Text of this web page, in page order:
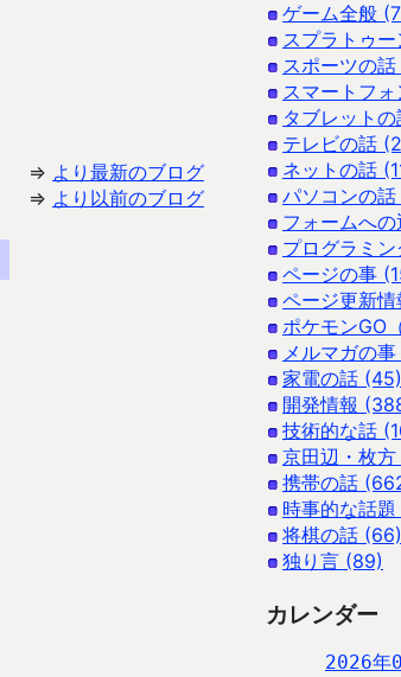
⇒ より最新のブログ
⇒ より以前のブログ
ゲーム全般
スプラトゥ
スポーツの
スマートフ
タブレット
テレビの話
ネットの話
パソコンの
フォームへ
プログラミ
ページの事
ページ更新情
ポケモンGO
メルマガの
家電の話 (45)
開発情報
技術的な話
京田辺・枚
携帯の話
時事的な話
将棋の話 (66)
独り言 (89)
カレンダー
2026年